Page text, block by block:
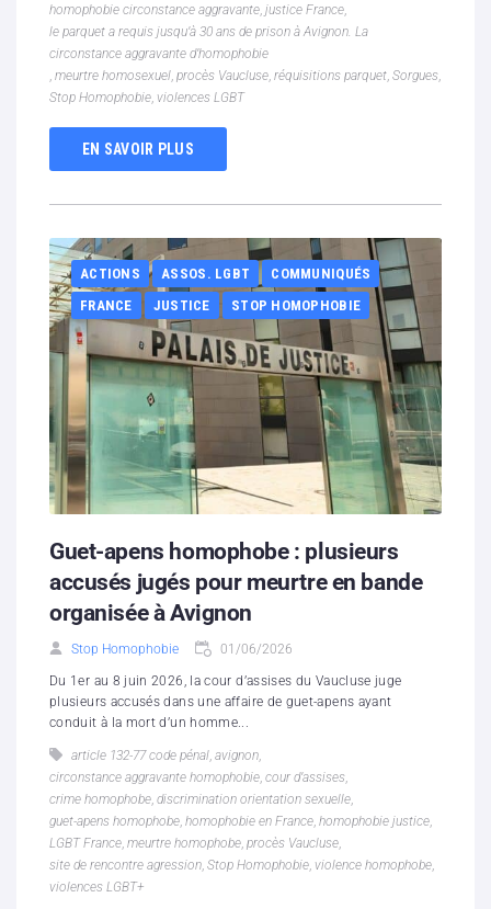
homophobie circonstance aggravante, justice France,
le parquet a requis jusqu’à 30 ans de prison à Avignon. La
circonstance aggravante d’homophobie
, meurtre homosexuel, procès Vaucluse, réquisitions parquet, Sorgues,
Stop Homophobie, violences LGBT
EN SAVOIR PLUS
ACTIONS ASSOS. LGBT
COMMUNIQUÉS
FRANCE
JUSTICE STOP HOMOPHOBIE
Guet-apens homophobe : plusieurs
accusés jugés pour meurtre en bande
organisée à Avignon
Stop Homophobie 01/06/2026
Du 1er au 8 juin 2026, la cour d’assises du Vaucluse juge
plusieurs accusés dans une affaire de guet-apens ayant
conduit à la mort d’un homme...
article 132-77 code pénal, avignon,
circonstance aggravante homophobie, cour d’assises,
crime homophobe, discrimination orientation sexuelle,
guet-apens homophobe, homophobie en France, homophobie justice,
LGBT France, meurtre homophobe, procès Vaucluse,
site de rencontre agression, Stop Homophobie, violence homophobe,
violences LGBT+